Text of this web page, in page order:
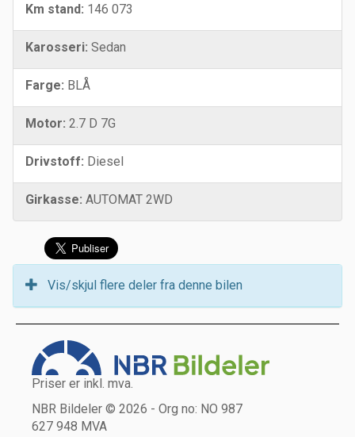
Km stand: 146 073
Karosseri: Sedan
Farge: BLÅ
Motor: 2.7 D 7G
Drivstoff: Diesel
Girkasse: AUTOMAT 2WD
Vis/skjul flere deler fra denne bilen
Priser er inkl. mva.
NBR Bildeler © 2026 - Org no: NO 987
627 948 MVA